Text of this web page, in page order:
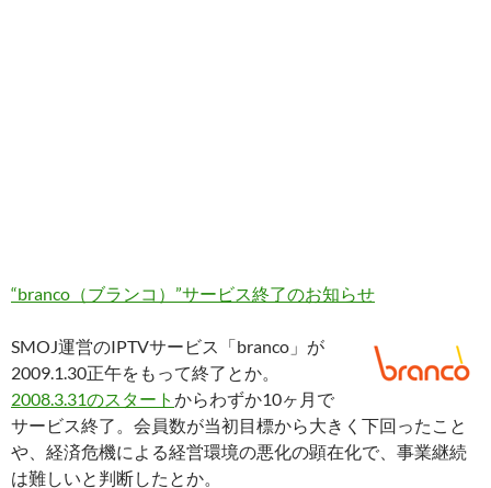
“branco（ブランコ）”サービス終了のお知らせ
SMOJ運営のIPTVサービス「branco」が
2009.1.30正午をもって終了とか。
2008.3.31のスタート からわずか10ヶ月で
サービス終了。会員数が当初目標から大きく下回ったこと
や、経済危機による経営環境の悪化の顕在化で、事業継続
は難しいと判断したとか。